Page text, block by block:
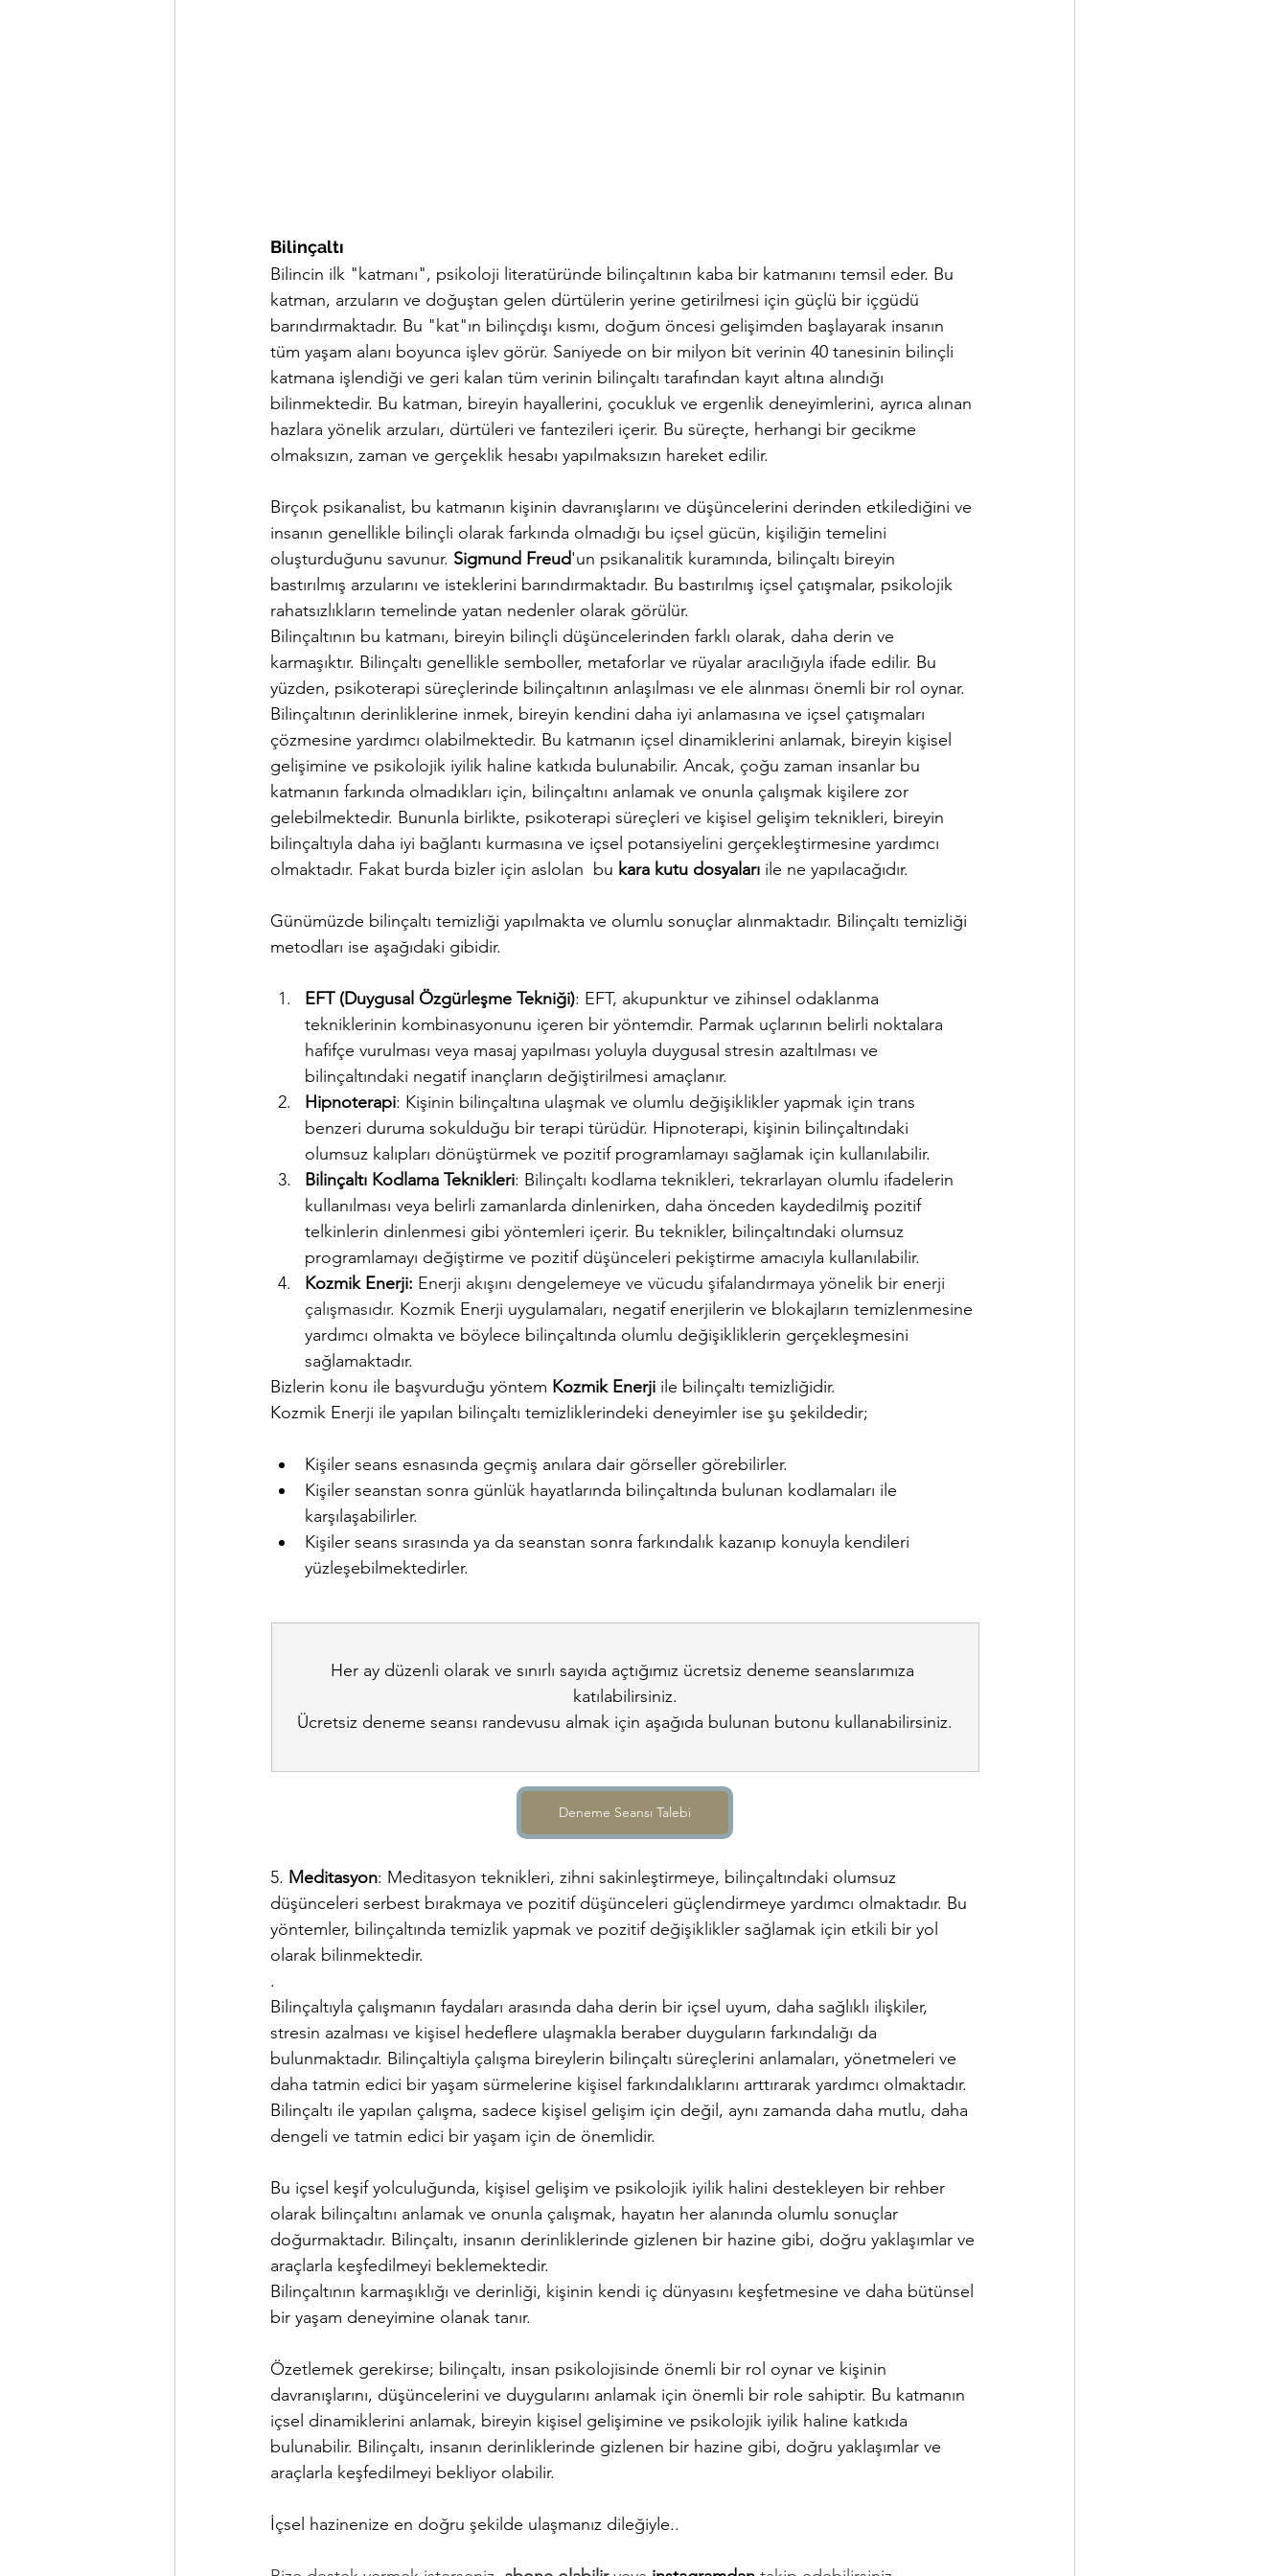
Bilinçaltı
Bilincin ilk "katmanı", psikoloji literatüründe bilinçaltının kaba bir katmanını temsil eder. Bu
katman, arzuların ve doğuştan gelen dürtülerin yerine getirilmesi için güçlü bir içgüdü
barındırmaktadır. Bu "kat"ın bilinçdışı kısmı, doğum öncesi gelişimden başlayarak insanın
tüm yaşam alanı boyunca işlev görür. Saniyede on bir milyon bit verinin 40 tanesinin bilinçli
katmana işlendiği ve geri kalan tüm verinin bilinçaltı tarafından kayıt altına alındığı
bilinmektedir. Bu katman, bireyin hayallerini, çocukluk ve ergenlik deneyimlerini, ayrıca alınan
hazlara yönelik arzuları, dürtüleri ve fantezileri içerir. Bu süreçte, herhangi bir gecikme
olmaksızın, zaman ve gerçeklik hesabı yapılmaksızın hareket edilir.
Birçok psikanalist, bu katmanın kişinin davranışlarını ve düşüncelerini derinden etkilediğini ve
insanın genellikle bilinçli olarak farkında olmadığı bu içsel gücün, kişiliğin temelini
oluşturduğunu savunur. Sigmund Freud'un psikanalitik kuramında, bilinçaltı bireyin
bastırılmış arzularını ve isteklerini barındırmaktadır. Bu bastırılmış içsel çatışmalar, psikolojik
rahatsızlıkların temelinde yatan nedenler olarak görülür.
Bilinçaltının bu katmanı, bireyin bilinçli düşüncelerinden farklı olarak, daha derin ve
karmaşıktır. Bilinçaltı genellikle semboller, metaforlar ve rüyalar aracılığıyla ifade edilir. Bu
yüzden, psikoterapi süreçlerinde bilinçaltının anlaşılması ve ele alınması önemli bir rol oynar.
Bilinçaltının derinliklerine inmek, bireyin kendini daha iyi anlamasına ve içsel çatışmaları
çözmesine yardımcı olabilmektedir. Bu katmanın içsel dinamiklerini anlamak, bireyin kişisel
gelişimine ve psikolojik iyilik haline katkıda bulunabilir. Ancak, çoğu zaman insanlar bu
katmanın farkında olmadıkları için, bilinçaltını anlamak ve onunla çalışmak kişilere zor
gelebilmektedir. Bununla birlikte, psikoterapi süreçleri ve kişisel gelişim teknikleri, bireyin
bilinçaltıyla daha iyi bağlantı kurmasına ve içsel potansiyelini gerçekleştirmesine yardımcı
olmaktadır. Fakat burda bizler için aslolan  bu kara kutu dosyaları ile ne yapılacağıdır.
Günümüzde bilinçaltı temizliği yapılmakta ve olumlu sonuçlar alınmaktadır. Bilinçaltı temizliği
metodları ise aşağıdaki gibidir.
EFT (Duygusal Özgürleşme Tekniği): EFT, akupunktur ve zihinsel odaklanma
tekniklerinin kombinasyonunu içeren bir yöntemdir. Parmak uçlarının belirli noktalara
hafifçe vurulması veya masaj yapılması yoluyla duygusal stresin azaltılması ve
bilinçaltındaki negatif inançların değiştirilmesi amaçlanır.
Hipnoterapi: Kişinin bilinçaltına ulaşmak ve olumlu değişiklikler yapmak için trans
benzeri duruma sokulduğu bir terapi türüdür. Hipnoterapi, kişinin bilinçaltındaki
olumsuz kalıpları dönüştürmek ve pozitif programlamayı sağlamak için kullanılabilir.
Bilinçaltı Kodlama Teknikleri: Bilinçaltı kodlama teknikleri, tekrarlayan olumlu ifadelerin
kullanılması veya belirli zamanlarda dinlenirken, daha önceden kaydedilmiş pozitif
telkinlerin dinlenmesi gibi yöntemleri içerir. Bu teknikler, bilinçaltındaki olumsuz
programlamayı değiştirme ve pozitif düşünceleri pekiştirme amacıyla kullanılabilir.
Kozmik Enerji: Enerji akışını dengelemeye ve vücudu şifalandırmaya yönelik bir enerji
çalışmasıdır. Kozmik Enerji uygulamaları, negatif enerjilerin ve blokajların temizlenmesine
yardımcı olmakta ve böylece bilinçaltında olumlu değişikliklerin gerçekleşmesini
sağlamaktadır.
Bizlerin konu ile başvurduğu yöntem Kozmik Enerji ile bilinçaltı temizliğidir.
Kozmik Enerji ile yapılan bilinçaltı temizliklerindeki deneyimler ise şu şekildedir;
Kişiler seans esnasında geçmiş anılara dair görseller görebilirler.
Kişiler seanstan sonra günlük hayatlarında bilinçaltında bulunan kodlamaları ile
karşılaşabilirler.
Kişiler seans sırasında ya da seanstan sonra farkındalık kazanıp konuyla kendileri
yüzleşebilmektedirler.
Her ay düzenli olarak ve sınırlı sayıda açtığımız ücretsiz deneme seanslarımıza
katılabilirsiniz.
Ücretsiz deneme seansı randevusu almak için aşağıda bulunan butonu kullanabilirsiniz.
Deneme Seansı Talebi
5. Meditasyon: Meditasyon teknikleri, zihni sakinleştirmeye, bilinçaltındaki olumsuz
düşünceleri serbest bırakmaya ve pozitif düşünceleri güçlendirmeye yardımcı olmaktadır. Bu
yöntemler, bilinçaltında temizlik yapmak ve pozitif değişiklikler sağlamak için etkili bir yol
olarak bilinmektedir.
.
Bilinçaltıyla çalışmanın faydaları arasında daha derin bir içsel uyum, daha sağlıklı ilişkiler,
stresin azalması ve kişisel hedeflere ulaşmakla beraber duyguların farkındalığı da
bulunmaktadır. Bilinçaltiyla çalışma bireylerin bilinçaltı süreçlerini anlamaları, yönetmeleri ve
daha tatmin edici bir yaşam sürmelerine kişisel farkındalıklarını arttırarak yardımcı olmaktadır.
Bilinçaltı ile yapılan çalışma, sadece kişisel gelişim için değil, aynı zamanda daha mutlu, daha
dengeli ve tatmin edici bir yaşam için de önemlidir.
Bu içsel keşif yolculuğunda, kişisel gelişim ve psikolojik iyilik halini destekleyen bir rehber
olarak bilinçaltını anlamak ve onunla çalışmak, hayatın her alanında olumlu sonuçlar
doğurmaktadır. Bilinçaltı, insanın derinliklerinde gizlenen bir hazine gibi, doğru yaklaşımlar ve
araçlarla keşfedilmeyi beklemektedir.
Bilinçaltının karmaşıklığı ve derinliği, kişinin kendi iç dünyasını keşfetmesine ve daha bütünsel
bir yaşam deneyimine olanak tanır.
Özetlemek gerekirse; bilinçaltı, insan psikolojisinde önemli bir rol oynar ve kişinin
davranışlarını, düşüncelerini ve duygularını anlamak için önemli bir role sahiptir. Bu katmanın
içsel dinamiklerini anlamak, bireyin kişisel gelişimine ve psikolojik iyilik haline katkıda
bulunabilir. Bilinçaltı, insanın derinliklerinde gizlenen bir hazine gibi, doğru yaklaşımlar ve
araçlarla keşfedilmeyi bekliyor olabilir.
İçsel hazinenize en doğru şekilde ulaşmanız dileğiyle..